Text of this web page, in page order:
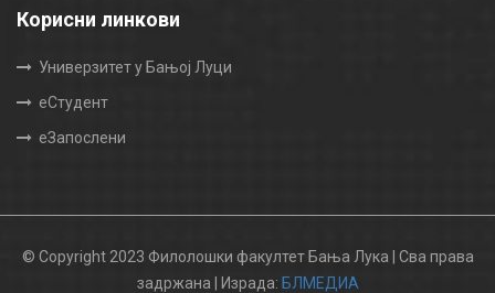
Корисни линкови
Универзитет у Бањој Луци
еСтудент
еЗапослени
© Copyright 2023 Филолошки факултет Бања Лука | Сва права
задржана | Израда: БЛМЕДИА